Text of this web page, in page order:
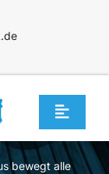
Toggle
bewegt alle